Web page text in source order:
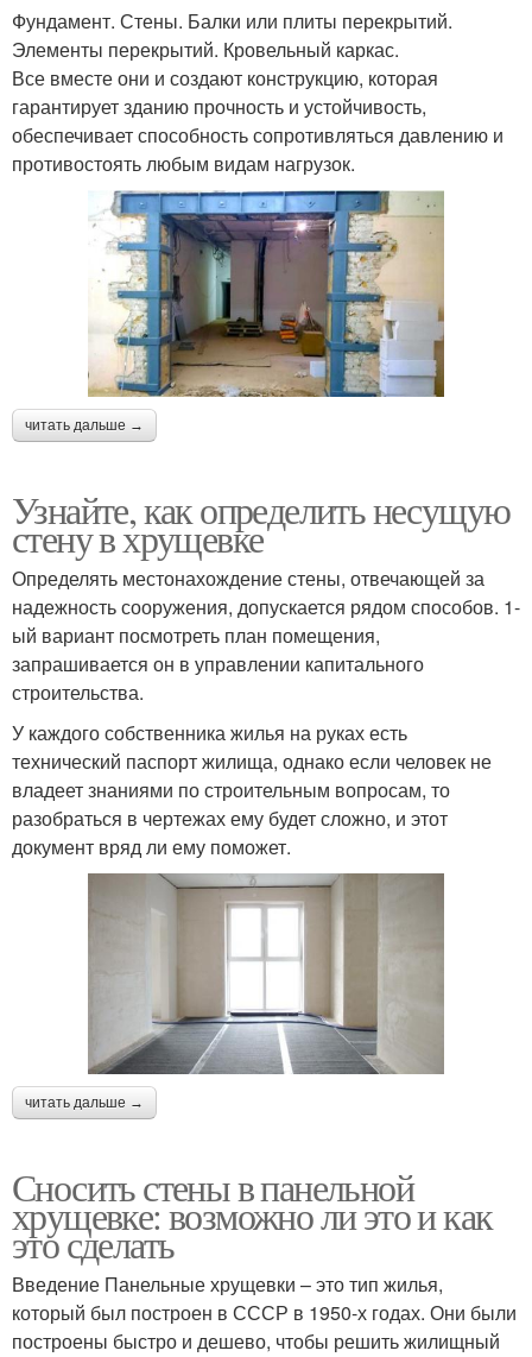
Фундамент. Стены. Балки или плиты перекрытий.
Элементы перекрытий. Кровельный каркас.
Все вместе они и создают конструкцию, которая
гарантирует зданию прочность и устойчивость,
обеспечивает способность сопротивляться давлению и
противостоять любым видам нагрузок.
читать дальше →
Узнайте, как определить несущую
стену в хрущевке
Определять местонахождение стены, отвечающей за
надежность сооружения, допускается рядом способов. 1-
ый вариант посмотреть план помещения,
запрашивается он в управлении капитального
строительства.
У каждого собственника жилья на руках есть
технический паспорт жилища, однако если человек не
владеет знаниями по строительным вопросам, то
разобраться в чертежах ему будет сложно, и этот
документ вряд ли ему поможет.
читать дальше →
Сносить стены в панельной
хрущевке: возможно ли это и как
это сделать
Введение Панельные хрущевки – это тип жилья,
который был построен в СССР в 1950-х годах. Они были
построены быстро и дешево, чтобы решить жилищный